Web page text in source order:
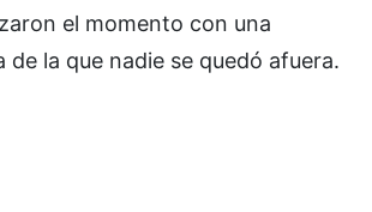
el momento con una
de la que nadie se quedó afuera.